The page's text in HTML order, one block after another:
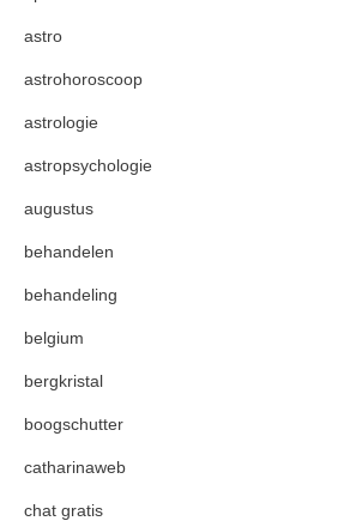
astro
astrohoroscoop
astrologie
astropsychologie
augustus
behandelen
behandeling
belgium
bergkristal
boogschutter
catharinaweb
chat gratis